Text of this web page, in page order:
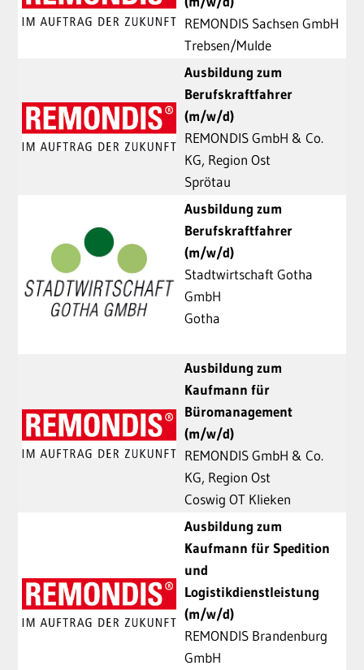
REMONDIS Sachsen GmbH
Trebsen/Mulde
Ausbildung zum
Berufskraftfahrer
(m/w/d)
REMONDIS GmbH & Co.
KG, Region Ost
Sprötau
Ausbildung zum
Berufskraftfahrer
(m/w/d)
Stadtwirtschaft Gotha
GmbH
Gotha
Ausbildung zum
Kaufmann für
Büromanagement
(m/w/d)
REMONDIS GmbH & Co.
KG, Region Ost
Coswig OT Klieken
Ausbildung zum
Kaufmann für Spedition
und
Logistikdienstleistung
(m/w/d)
REMONDIS Brandenburg
GmbH